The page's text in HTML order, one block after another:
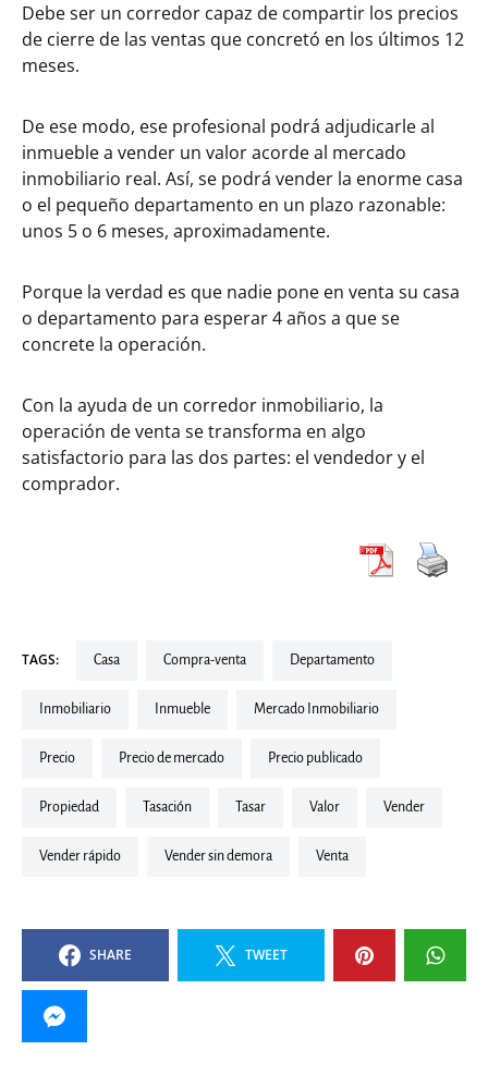
Debe ser un corredor capaz de compartir los precios
de cierre de las ventas que concretó en los últimos 12
meses.
De ese modo, ese profesional podrá adjudicarle al
inmueble a vender un valor acorde al mercado
inmobiliario real. Así, se podrá vender la enorme casa
o el pequeño departamento en un plazo razonable:
unos 5 o 6 meses, aproximadamente.
Porque la verdad es que nadie pone en venta su casa
o departamento para esperar 4 años a que se
concrete la operación.
Con la ayuda de un corredor inmobiliario, la
operación de venta se transforma en algo
satisfactorio para las dos partes: el vendedor y el
comprador.
TAGS: casa compra-venta departamento
inmobiliario inmueble Mercado Inmobiliario
precio precio de mercado precio publicado
propiedad tasación tasar valor Vender
vender rápido vender sin demora venta
SHARE TWEET